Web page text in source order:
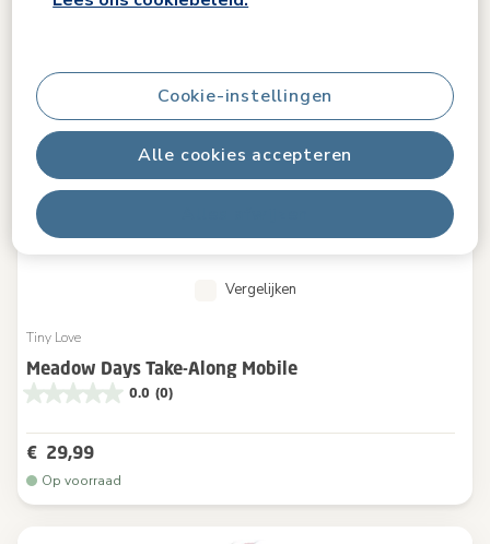
Alle cookies accepteren
Cookie-instellingen
Vergelijken
Tiny Love
Meadow Days Take-Along Mobile
0.0 (0)
€ 29,99
Op voorraad